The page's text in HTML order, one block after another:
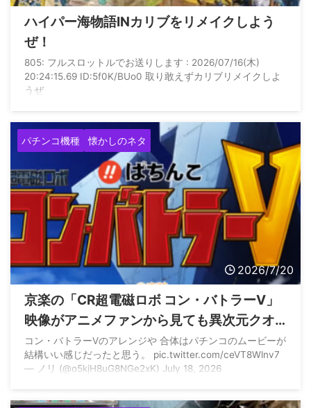
ハイパー海物語INカリブをリメイクしよう
ぜ！
805: フルスロットルでお送りします : 2026/07/16(木)
20:24:15.69 ID:5f0K/BUo0 取り敢えずカリブリメイクしよ
うぜ
パチンコ機種 懐かしのネタ
2026/7/20
京楽の「CR超電磁ロボ コン・バトラーV」
映像がアニメファンから見ても異次元クオ
リティだと話題に
コン・バトラーVのアレンジや 合体はパチンコのムービーが
結構いい感じだったと思う。 pic.twitter.com/ceVT8Wlnv7
— ノリ (@o5kjH8uG8NGe2xK) July 18, 2026